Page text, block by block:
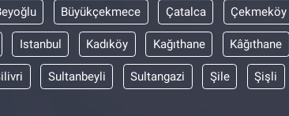
Büyükçekmece Çatalca Çekmeköy
Istanbul Kadıköy Kağıthane Kâğıthane
Sultanbeyli Sultangazi Şile Şişli